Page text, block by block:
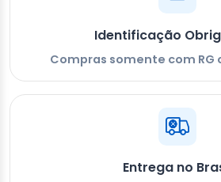
Identificação
Compras somente com RG
Entrega no